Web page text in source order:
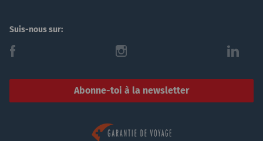
Suis-nous sur:
f i l
Abonne-toi à la newsletter